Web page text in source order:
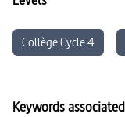
Collège Cycle 4
Keywords